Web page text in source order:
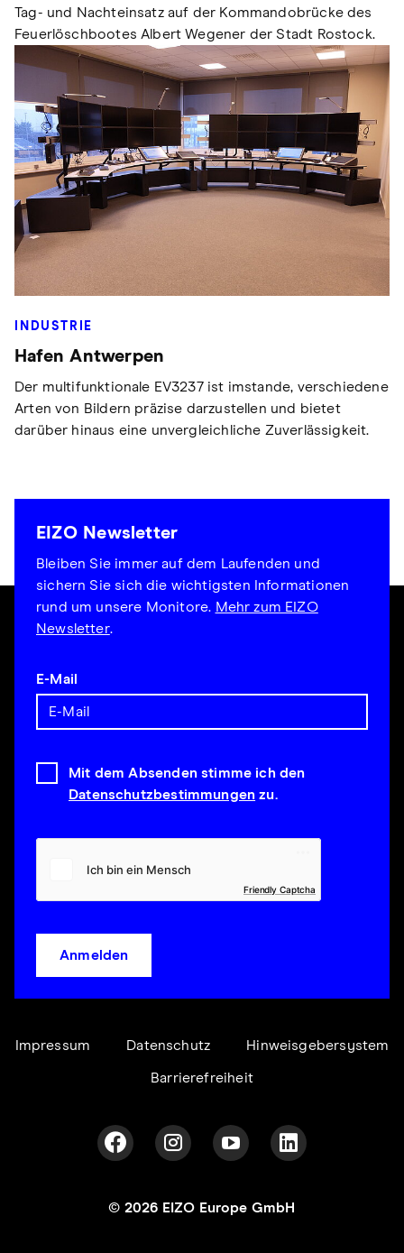
Tag- und Nachteinsatz auf der Kommandobrücke des
Feuerlöschbootes Albert Wegener der Stadt Rostock.
INDUSTRIE
Hafen Antwerpen
Der multifunktionale EV3237 ist imstande, verschiedene
Arten von Bildern präzise darzustellen und bietet
darüber hinaus eine unvergleichliche Zuverlässigkeit.
EIZO Newsletter
Bleiben Sie immer auf dem Laufenden und
sichern Sie sich die wichtigsten Informationen
rund um unsere Monitore. Mehr zum EIZO
Newsletter.
E-Mail
Mit dem Absenden stimme ich den
Datenschutzbestimmungen zu.
Friendly Captcha
Anmelden
Impressum Datenschutz Hinweisgebersystem
Barrierefreiheit
© 2026 EIZO Europe GmbH